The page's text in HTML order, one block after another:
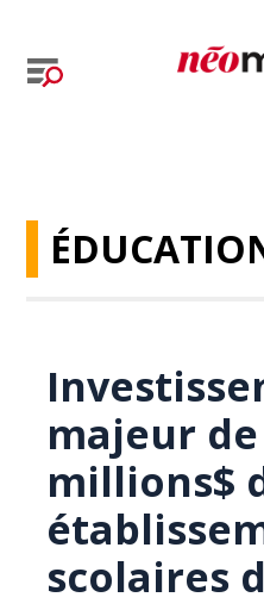
majeur de
millions$
scolaires